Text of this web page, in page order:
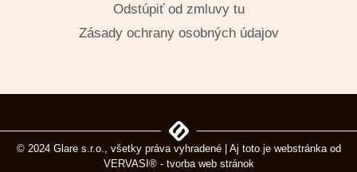
Odstúpiť od zmluvy tu
Zásady ochrany osobných údajov
© 2024 Glare s.r.o., všetky práva vyhradené | Aj toto je webstránka od
VERVASI® - tvorba web stránok